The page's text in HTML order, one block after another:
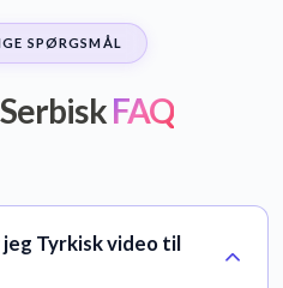
SPØRGSMÅL
FAQ
Tyrkisk video til